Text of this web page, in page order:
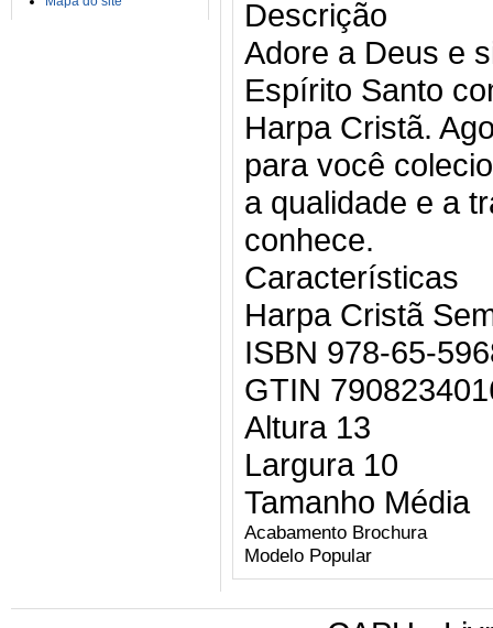
Descrição
Adore a Deus e
Espírito Santo
Harpa Cristã.
para você
a qualidade e a
conhece.
Características
Harpa Cristã
ISBN 978-65-
GTIN
Altura 13
Largura 10
Tamanho Média
Acabamento Brochura
Modelo Popular